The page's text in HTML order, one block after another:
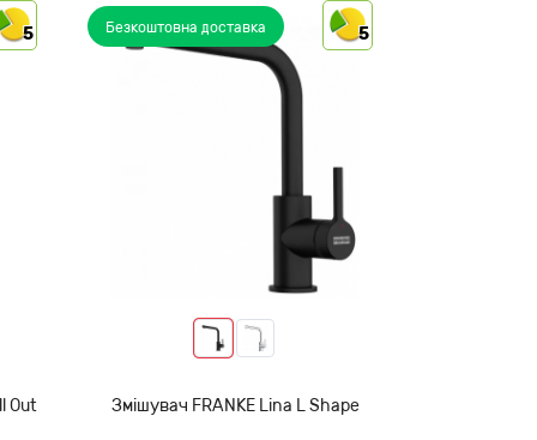
5
Out
5
Безкоштовна доставка
Змішувач FRANKE Lina L Shape